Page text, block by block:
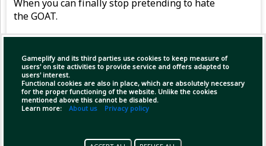
Gameplify and its third parties use cookies to keep measure of
users' on site activities to provide service and offers adapted to
users' interest.
Functional cookies are also in place, which are absolutely necessary
for the proper functioning of the website. Unlike the cookies
mentioned above this cannot be disabled.
Learn more: About us Privacy policy
When you can finally stop pretending to hate
the GOAT.
#Messi10 #fypシ゚viralシfypシ゚